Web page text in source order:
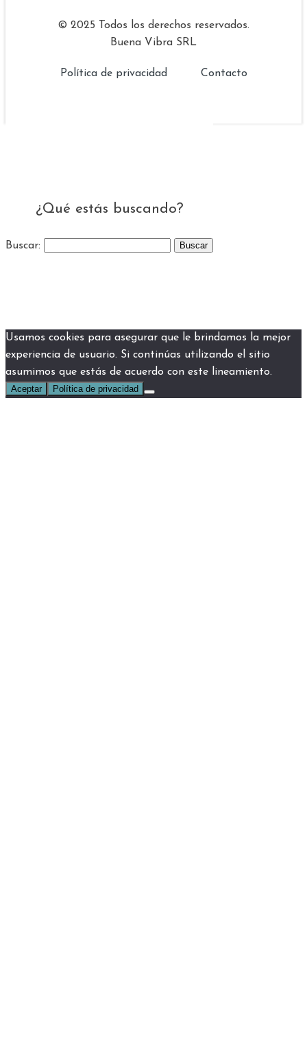
© 2025 Todos los derechos reservados.
Buena Vibra SRL
Política de privacidad Contacto
¿Qué estás buscando?
Buscar:
Usamos cookies para asegurar que le brindamos la mejor
experiencia de usuario. Si continúas utilizando el sitio
asumimos que estás de acuerdo con este lineamiento.
Aceptar Política de privacidad